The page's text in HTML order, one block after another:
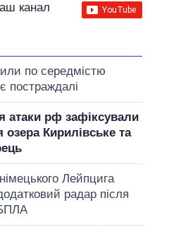
канал
по середмістю
постраждалі
атаки рф зафіксували
озера Кирилівське та
Лейпцига
радар після